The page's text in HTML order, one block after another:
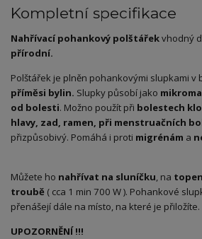
Kompletní specifikace
Nahřívací pohankový polštářekvhodný
přírodní.
Polštářek je plněn pohankovými slupkami v
příměsi bylin. Slupky působí jako
od bolesti. Možno použít při bolestech
hlavy, zad, ramen, při menstruačních
přizpůsobivý. Pomáhá i proti migrénám a
Můžete ho nahřívat na sluníčku, na
troubě ( cca 1 min 700 W ). Pohankové
přenášejí dále na místo, na které je přiložíte.
UPOZORNĚNÍ !!!